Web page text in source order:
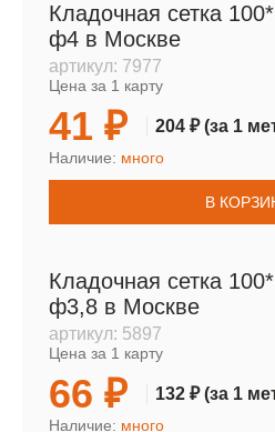
Кладочная сетка
ф4 в Москве
артикул: 7977
Цена за 1 карту
41 ₽ 204 ₽(за 1
Наличие: много
В
Кладочная сетка
ф3,8 в Москве
артикул: 5897
Цена за 1 карту
66 ₽ 132 ₽(за 1
Наличие: много